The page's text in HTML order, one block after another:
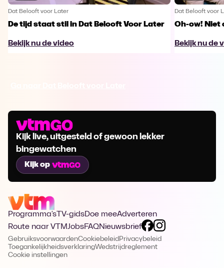
Dat Belooft voor Later
De tijd staat stil in Dat Belooft Voor Later
Bekijk nu de video
Dat Belooft voor
Oh-ow! Niet
Bekijk nu de
Kijk live, uitgesteld of gewoon lekker
bingewatchen
Kijk op
Programma's TV-gidsDoe meeAdverteren
Route naar VTMJobsFAQNieuwsbrief
GebruiksvoorwaardenCookiebeleid Privacybeleid
ToegankelijkheidsverklaringWedstrijdreglement
Cookie instellingen